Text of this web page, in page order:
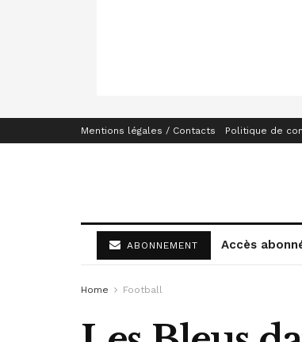
Mentions légales / Contacts Politique de
ABONNEMENT Accès
Home Football